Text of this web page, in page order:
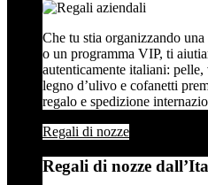
Che tu stia organizzando
o un programma VIP, ti
autenticamente italiani:
legno d’ulivo e cofanetti
regalo e spedizione
Regali di nozze
Regali di nozze